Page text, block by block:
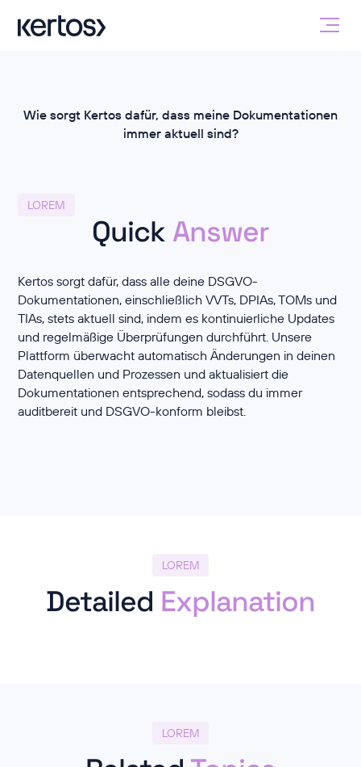
Wie sorgt Kertos dafür, dass meine Dokumentationen
immer aktuell sind?
LOREM
Quick Answer
Kertos sorgt dafür, dass alle deine DSGVO-
Dokumentationen, einschließlich VVTs, DPIAs, TOMs und
TIAs, stets aktuell sind, indem es kontinuierliche Updates
und regelmäßige Überprüfungen durchführt. Unsere
Plattform überwacht automatisch Änderungen in deinen
Datenquellen und Prozessen und aktualisiert die
Dokumentationen entsprechend, sodass du immer
auditbereit und DSGVO-konform bleibst.
LOREM
Detailed Explanation
LOREM